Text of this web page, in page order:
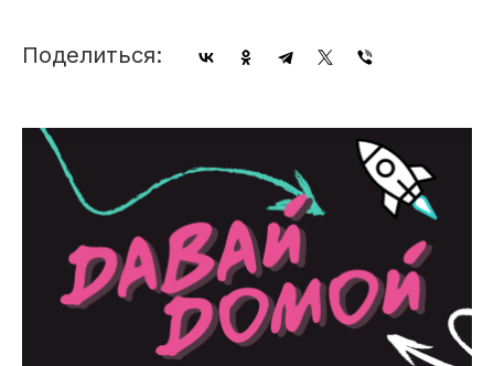
Поделиться: